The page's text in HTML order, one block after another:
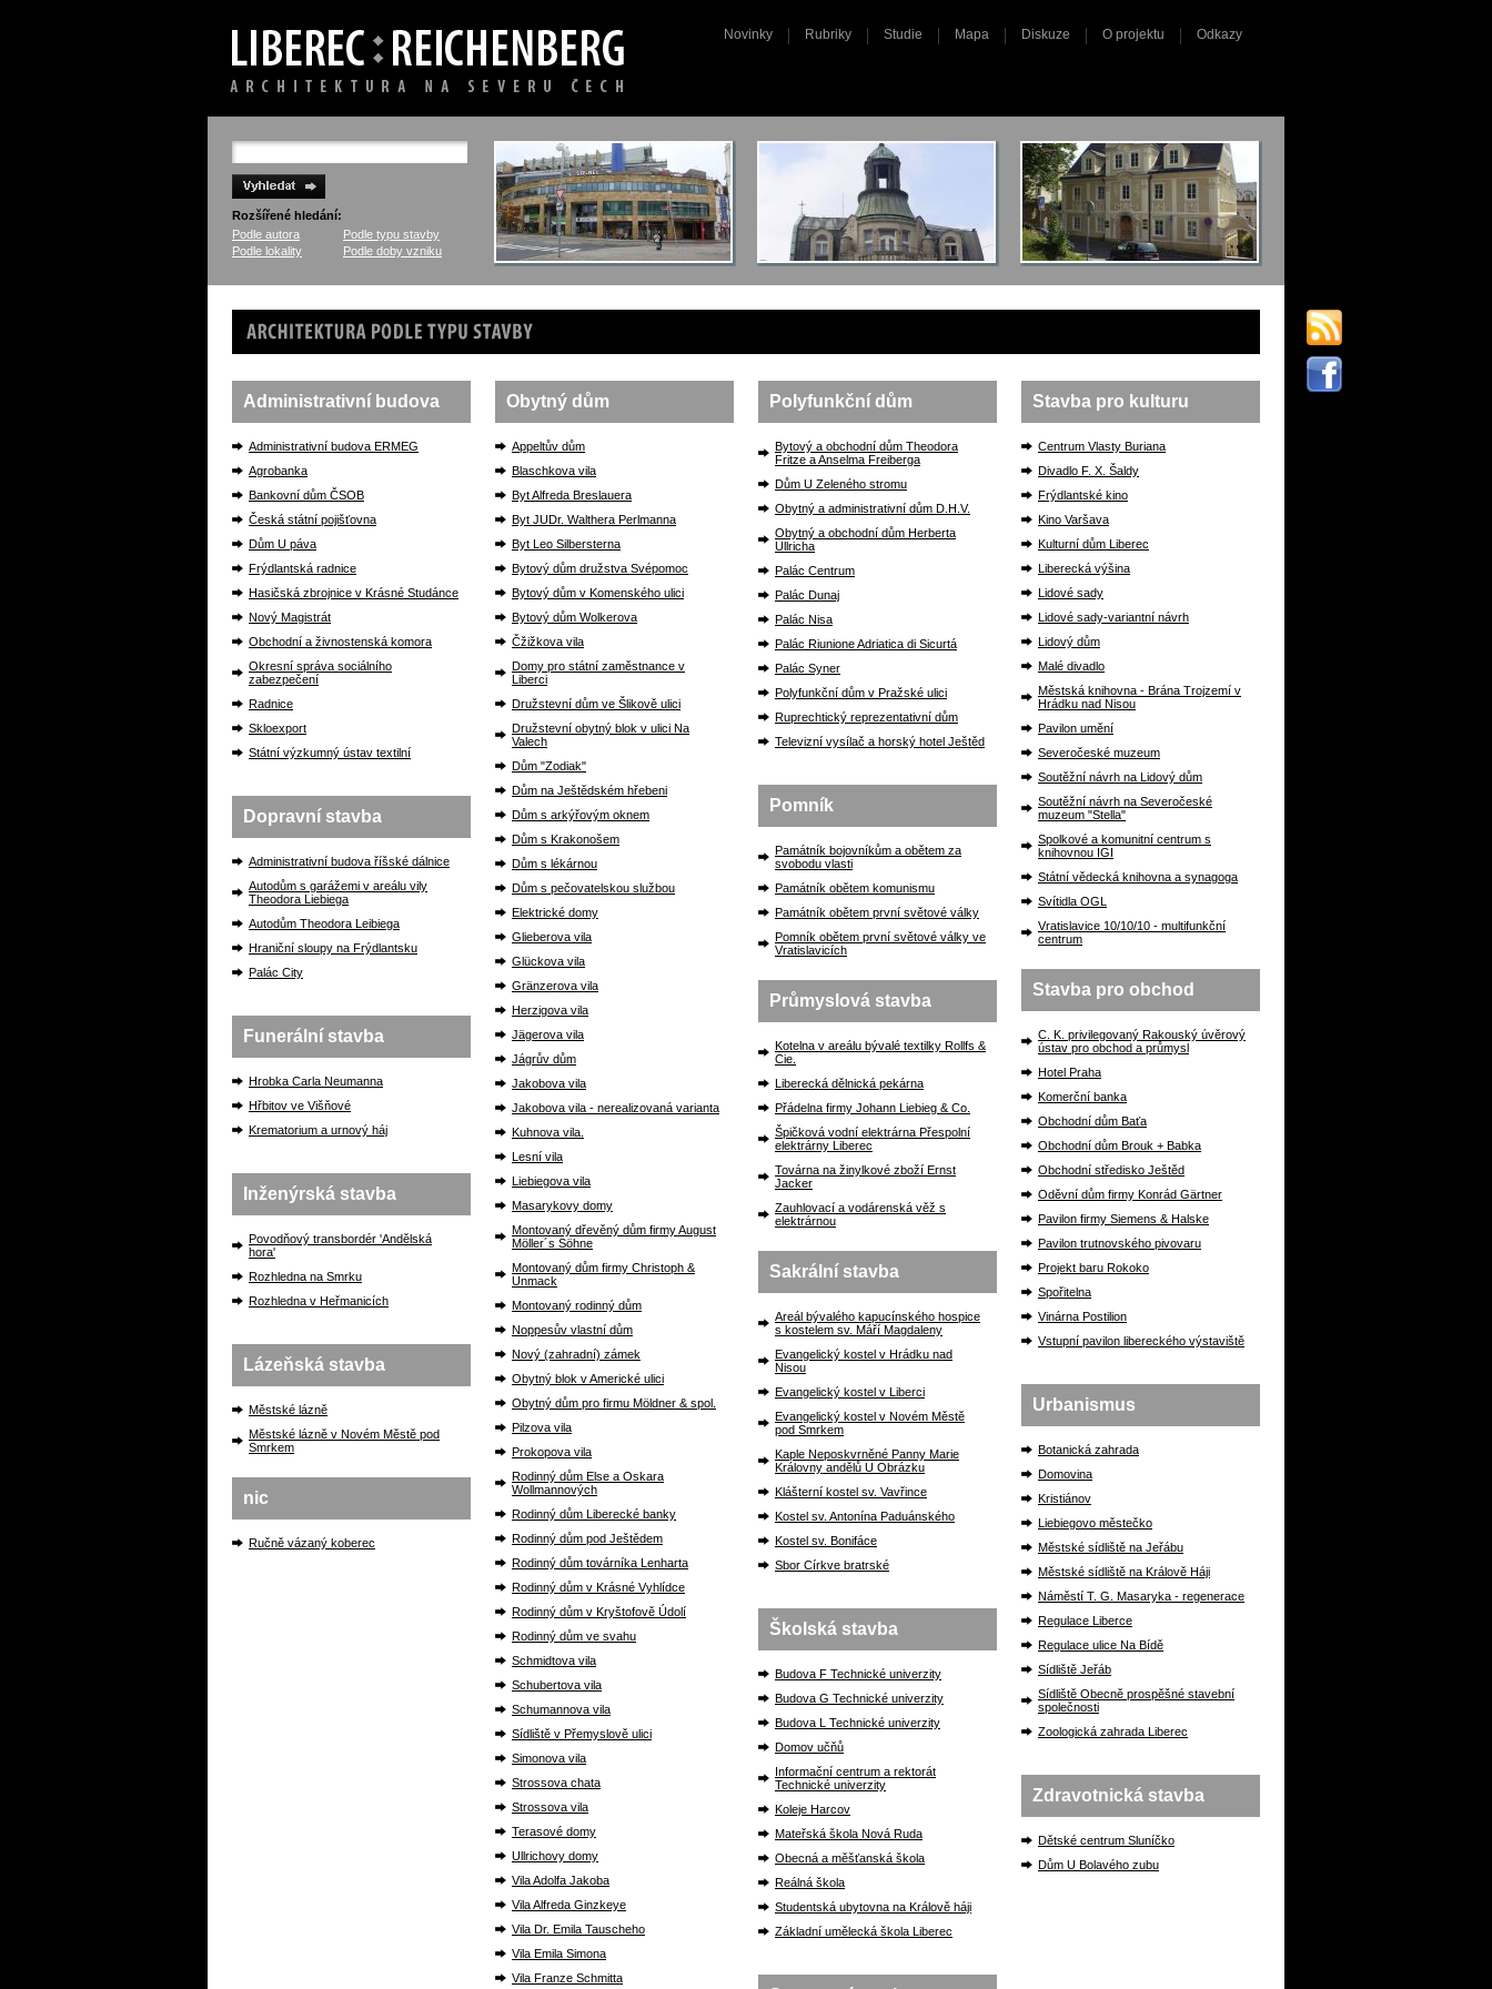
Novinky Rubriky Studie Mapa Diskuze O projektu Odkazy
Rozšířené hledání:
Podle autora
Podle typu stavby
Podle lokality
Podle doby vzniku
Architektura podle typu stavby
Administrativní budova
Administrativní budova ERMEG
Agrobanka
Bankovní dům ČSOB
Česká státní pojišťovna
Dům U páva
Frýdlantská radnice
Hasičská zbrojnice v Krásné Studánce
Nový Magistrát
Obchodní a živnostenská komora
Okresní správa sociálního
zabezpečení
Radnice
Skloexport
Státní výzkumný ústav textilní
Dopravní stavba
Administrativní budova říšské dálnice
Autodům s garážemi v areálu vily
Theodora Liebiega
Autodům Theodora Leibiega
Hraniční sloupy na Frýdlantsku
Palác City
Funerální stavba
Hrobka Carla Neumanna
Hřbitov ve Višňové
Krematorium a urnový háj
Inženýrská stavba
Povodňový transbordér 'Andělská
hora'
Rozhledna na Smrku
Rozhledna v Heřmanicích
Lázeňská stavba
Městské lázně
Městské lázně v Novém Městě pod
Smrkem
nic
Ručně vázaný koberec
Obytný dům
Appeltův dům
Blaschkova vila
Byt Alfreda Breslauera
Byt JUDr. Walthera Perlmanna
Byt Leo Silbersterna
Bytový dům družstva Svépomoc
Bytový dům v Komenského ulici
Bytový dům Wolkerova
Čžižkova vila
Domy pro státní zaměstnance v
Liberci
Družstevní dům ve Šlikově ulici
Družstevní obytný blok v ulici Na
Valech
Dům "Zodiak"
Dům na Ještědském hřebeni
Dům s arkýřovým oknem
Dům s Krakonošem
Dům s lékárnou
Dům s pečovatelskou službou
Elektrické domy
Glieberova vila
Glückova vila
Gränzerova vila
Herzigova vila
Jägerova vila
Jágrův dům
Jakobova vila
Jakobova vila - nerealizovaná varianta
Kuhnova vila.
Lesní vila
Liebiegova vila
Masarykovy domy
Montovaný dřevěný dům firmy August
Möller´s Söhne
Montovaný dům firmy Christoph &
Unmack
Montovaný rodinný dům
Noppesův vlastní dům
Nový (zahradní) zámek
Obytný blok v Americké ulici
Obytný dům pro firmu Möldner & spol.
Pilzova vila
Prokopova vila
Rodinný dům Else a Oskara
Wollmannových
Rodinný dům Liberecké banky
Rodinný dům pod Ještědem
Rodinný dům továrníka Lenharta
Rodinný dům v Krásné Vyhlídce
Rodinný dům v Kryštofově Údolí
Rodinný dům ve svahu
Schmidtova vila
Schubertova vila
Schumannova vila
Sídliště v Přemyslově ulici
Simonova vila
Strossova chata
Strossova vila
Terasové domy
Ullrichovy domy
Vila Adolfa Jakoba
Vila Alfreda Ginzkeye
Vila Dr. Emila Tauscheho
Vila Emila Simona
Vila Franze Schmitta
Polyfunkční dům
Bytový a obchodní dům Theodora
Fritze a Anselma Freiberga
Dům U Zeleného stromu
Obytný a administrativní dům D.H.V.
Obytný a obchodní dům Herberta
Ullricha
Palác Centrum
Palác Dunaj
Palác Nisa
Palác Riunione Adriatica di Sicurtá
Palác Syner
Polyfunkční dům v Pražské ulici
Ruprechtický reprezentativní dům
Televizní vysílač a horský hotel Ještěd
Pomník
Památník bojovníkům a obětem za
svobodu vlasti
Památník obětem komunismu
Památník obětem první světové války
Pomník obětem první světové války ve
Vratislavicích
Průmyslová stavba
Kotelna v areálu bývalé textilky Rollfs &
Cie.
Liberecká dělnická pekárna
Přádelna firmy Johann Liebieg & Co.
Špičková vodní elektrárna Přespolní
elektrárny Liberec
Továrna na žinylkové zboží Ernst
Jacker
Zauhlovací a vodárenská věž s
elektrárnou
Sakrální stavba
Areál bývalého kapucínského hospice
s kostelem sv. Máří Magdaleny
Evangelický kostel v Hrádku nad
Nisou
Evangelický kostel v Liberci
Evangelický kostel v Novém Městě
pod Smrkem
Kaple Neposkvrněné Panny Marie
Královny andělů U Obrázku
Klášterní kostel sv. Vavřince
Kostel sv. Antonína Paduánského
Kostel sv. Bonifáce
Sbor Církve bratrské
Školská stavba
Budova F Technické univerzity
Budova G Technické univerzity
Budova L Technické univerzity
Domov učňů
Informační centrum a rektorát
Technické univerzity
Koleje Harcov
Mateřská škola Nová Ruda
Obecná a měšťanská škola
Reálná škola
Studentská ubytovna na Králově háji
Základní umělecká škola Liberec
Stavba pro kulturu
Centrum Vlasty Buriana
Divadlo F. X. Šaldy
Frýdlantské kino
Kino Varšava
Kulturní dům Liberec
Liberecká výšina
Lidové sady
Lidové sady-variantní návrh
Lidový dům
Malé divadlo
Městská knihovna - Brána Trojzemí v
Hrádku nad Nisou
Pavilon umění
Severočeské muzeum
Soutěžní návrh na Lidový dům
Soutěžní návrh na Severočeské
muzeum "Stella"
Spolkové a komunitní centrum s
knihovnou IGI
Státní vědecká knihovna a synagoga
Svítidla OGL
Vratislavice 10/10/10 - multifunkční
centrum
Stavba pro obchod
C. K. privilegovaný Rakouský úvěrový
ústav pro obchod a průmysl
Hotel Praha
Komerční banka
Obchodní dům Baťa
Obchodní dům Brouk + Babka
Obchodní středisko Ještěd
Oděvní dům firmy Konrád Gärtner
Pavilon firmy Siemens & Halske
Pavilon trutnovského pivovaru
Projekt baru Rokoko
Spořitelna
Vinárna Postilion
Vstupní pavilon libereckého výstaviště
Urbanismus
Botanická zahrada
Domovina
Kristiánov
Liebiegovo městečko
Městské sídliště na Jeřábu
Městské sídliště na Králově Háji
Náměstí T. G. Masaryka - regenerace
Regulace Liberce
Regulace ulice Na Bídě
Sídliště Jeřáb
Sídliště Obecně prospěšné stavební
společnosti
Zoologická zahrada Liberec
Zdravotnická stavba
Dětské centrum Sluníčko
Dům U Bolavého zubu